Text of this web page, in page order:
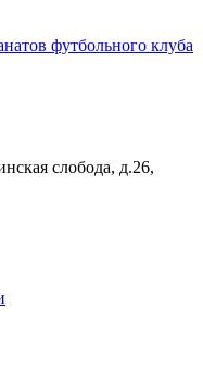
слобода, д.26,